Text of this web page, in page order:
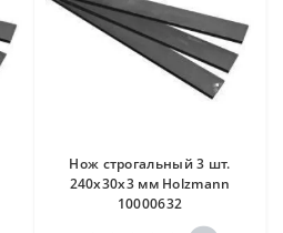
Нож строгальный 3 шт.
240x30x3 мм Holzmann
10000632